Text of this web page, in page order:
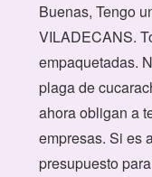
Buenas, Tengo
VILADECANS.
empaquetadas.
plaga de
ahora obligan a
empresas. Si es
presupuesto